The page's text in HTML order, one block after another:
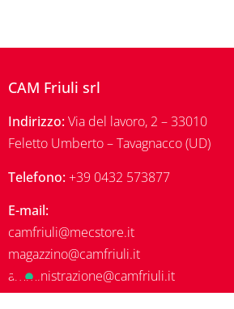
CAM Friuli srl
Indirizzo:Via del lavoro, 2 – 33010
Feletto Umberto – Tavagnacco (UD)
Telefono:+39 0432 573877
E-mail:
camfriuli@mecstore.it
magazzino@camfriuli.it
amministrazione@camfriuli.it